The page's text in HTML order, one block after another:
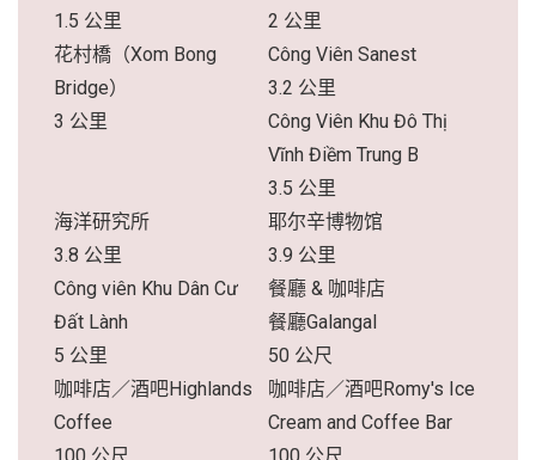
1.5 公里
2 公里
花村橋（Xom Bong
Bridge）
3 公里
Công Viên Sanest
3.2 公里
Công Viên Khu Đô Thị
Vĩnh Điềm Trung B
3.5 公里
海洋研究所
3.8 公里
耶尔辛博物馆
3.9 公里
Công viên Khu Dân Cư
Đất Lành
5 公里
餐廳 & 咖啡店
餐廳Galangal
50 公尺
咖啡店／酒吧Highlands
Coffee
100 公尺
咖啡店／酒吧Romy's Ice
Cream and Coffee Bar
100 公尺